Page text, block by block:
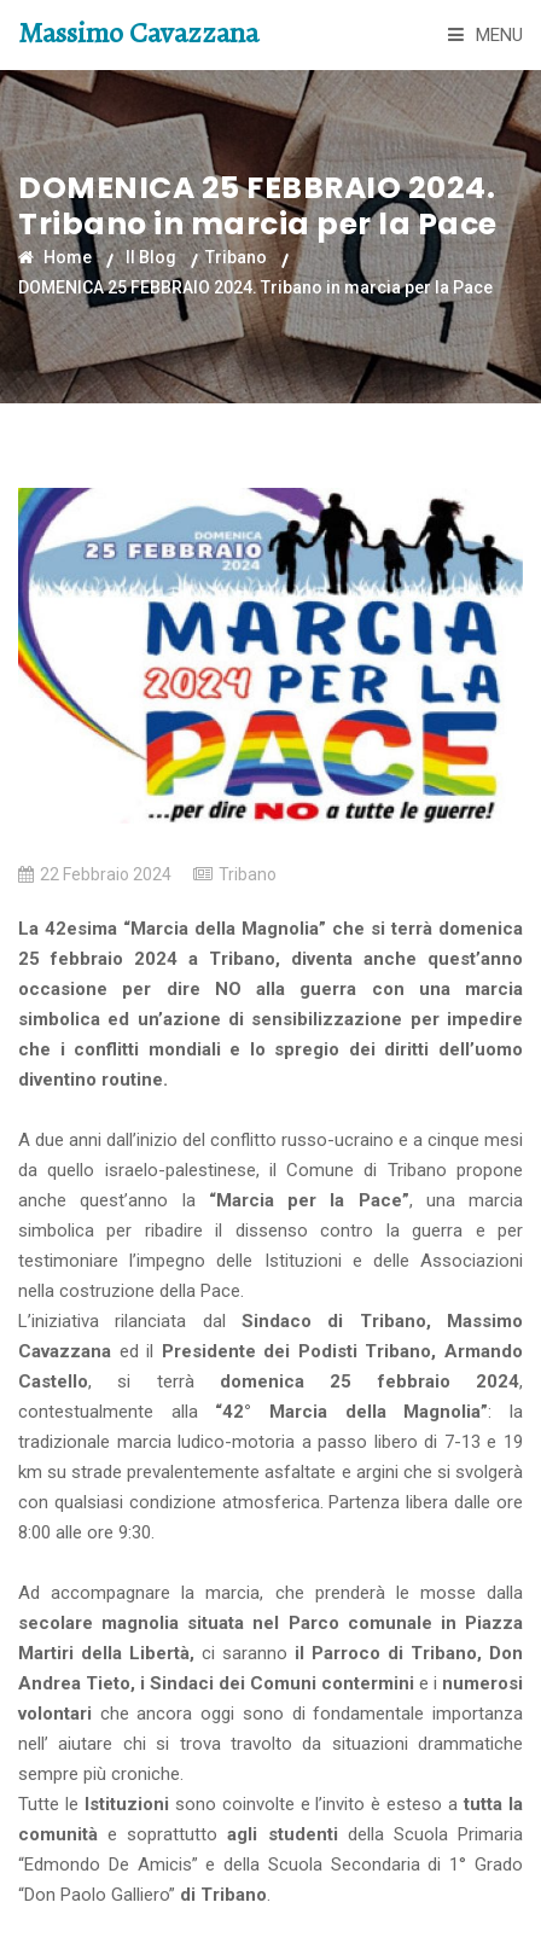
Massimo Cavazzana MENU
DOMENICA 25 FEBBRAIO 2024.
Tribano in marcia per la Pace
Home Il Blog
Tribano
DOMENICA 25 FEBBRAIO 2024. Tribano in marcia per la Pace
22 Febbraio 2024 Tribano
La 42esima “Marcia della Magnolia” che si terrà domenica
25 febbraio 2024 a Tribano, diventa anche quest’anno
occasione per dire NO alla guerra con una marcia
simbolica ed un’azione di sensibilizzazione per impedire
che i conflitti mondiali e lo spregio dei diritti dell’uomo
diventino routine.
A due anni dall’inizio del conflitto russo-ucraino e a cinque mesi
da quello israelo-palestinese, il Comune di Tribano propone
anche quest’anno la “Marcia per la Pace”, una marcia
simbolica per ribadire il dissenso contro la guerra e per
testimoniare l’impegno delle Istituzioni e delle Associazioni
nella costruzione della Pace.
L’iniziativa rilanciata dal Sindaco di Tribano, Massimo
Cavazzana ed il
Presidente dei Podisti Tribano, Armando
Castello, si terrà domenica 25 febbraio 2024,
contestualmente alla “42° Marcia della Magnolia”: la
tradizionale marcia ludico-motoria a passo libero di 7-13 e 19
km su strade prevalentemente asfaltate e argini che si svolgerà
con qualsiasi condizione atmosferica. Partenza libera dalle ore
8:00 alle ore 9:30.
Ad accompagnare la marcia, che prenderà le mosse dalla
secolare magnolia situata nel Parco comunale in Piazza
Martiri della Libertà, ci saranno il Parroco di Tribano, Don
Andrea Tieto, i Sindaci dei Comuni contermini e i numerosi
volontari che ancora oggi sono di fondamentale importanza
nell’ aiutare chi si trova travolto da situazioni drammatiche
sempre più croniche.
Tutte le
Istituzioni sono coinvolte e l’invito è esteso a tutta la
comunitàe soprattutto agli studenti della Scuola Primaria
“Edmondo De Amicis” e della Scuola Secondaria di 1° Grado
“Don Paolo Galliero” di Tribano.